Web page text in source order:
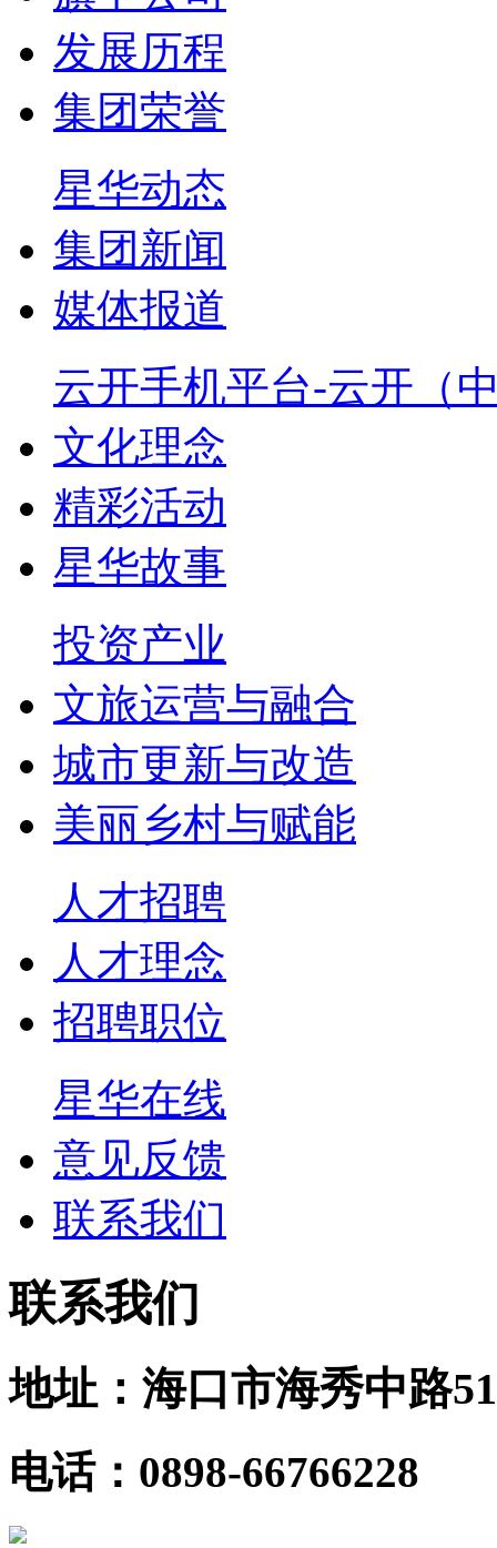
发展历程
集团荣誉
星华动态
集团新闻
媒体报道
云开手机平台-云开（
文化理念
精彩活动
星华故事
投资产业
文旅运营与融合
城市更新与改造
美丽乡村与赋能
人才招聘
人才理念
招聘职位
星华在线
意见反馈
联系我们
联系我们
地址：海口市海秀中路
电话：0898-66766228